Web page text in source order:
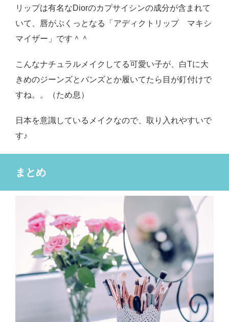
リップは有名なDiorのカプサイシンの成分が含まれて
いて、唇がぷくっとなる「アディクトリップ マキシ
マイザー」です＾＾
こんなナチュラルメイクしてる可愛い子が、白Tに大
きめのジーンズとバンズとか履いてたら目が釘付けで
すね。。（ため息）
日本を意識しているメイクなので、取り入れやすいで
す♪
まとめ